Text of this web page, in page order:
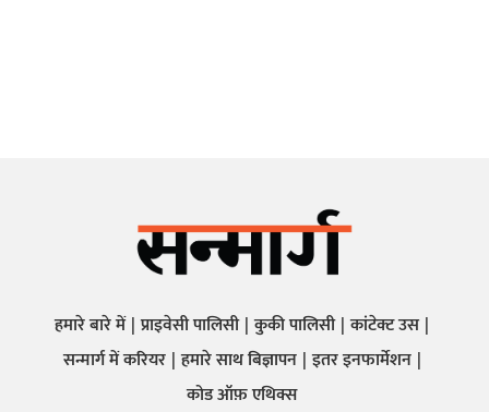
हमारे बारे में प्राइवेसी पालिसी कुकी पालिसी कांटेक्ट उस
सन्मार्ग में करियर हमारे साथ बिज्ञापन इतर इनफार्मेशन
कोड ऑफ़ एथिक्स